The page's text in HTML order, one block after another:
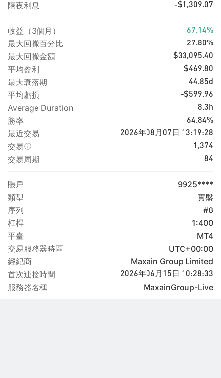
隔夜利息 -$1,309.07
收益（3個月） 67.14%
最大回撤百分比 27.80%
最大回撤金額 $33,095.40
平均盈利 $469.80
最大衰落期 44.85d
平均虧損 -$599.96
Average Duration 8.3h
勝率 64.84%
最近交易 2026年08月07日 13:19:28
交易 1,374
交易周期 84
賬戶
9925****
類型
實盤
序列
#8
杠桿
1:400
平臺
MT4
交易服務器時區
UTC+00:00
經紀商
Maxain Group Limited
首次連接時間
2026年06月15日 10:28:33
服務器名稱 MaxainGroup-Live